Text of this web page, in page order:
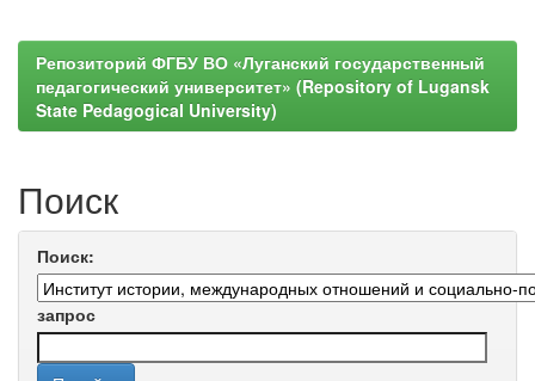
Репозиторий ФГБУ ВО «Луганский государственный
педагогический университет» (Repository of Lugansk
State Pedagogical University)
Поиск
Поиск:
запрос